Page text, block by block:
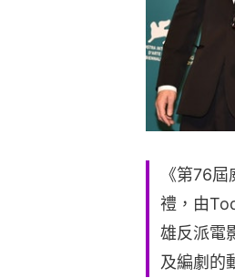
《第76
禮，由
雄反派電
及編劇的